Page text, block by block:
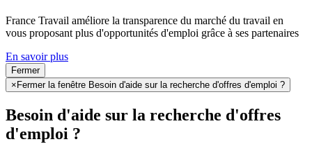
France Travail améliore la transparence du marché du travail en
vous proposant plus d'opportunités d'emploi grâce à ses partenaires
En savoir plus
Fermer
× Fermer la fenêtre Besoin d'aide sur la recherche d'offres d'emploi ?
Besoin d'aide sur la recherche d'offres
d'emploi ?